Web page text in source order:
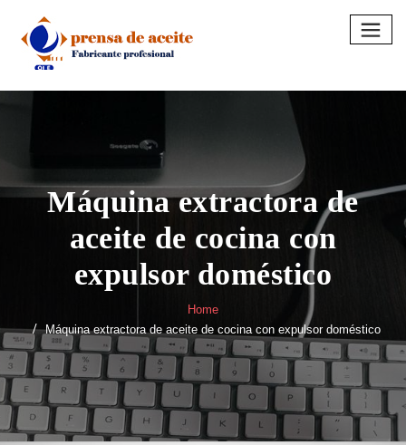
content
Máquina extractora de
aceite de cocina con
expulsor doméstico
Home
Máquina extractora de aceite de cocina con expulsor doméstico